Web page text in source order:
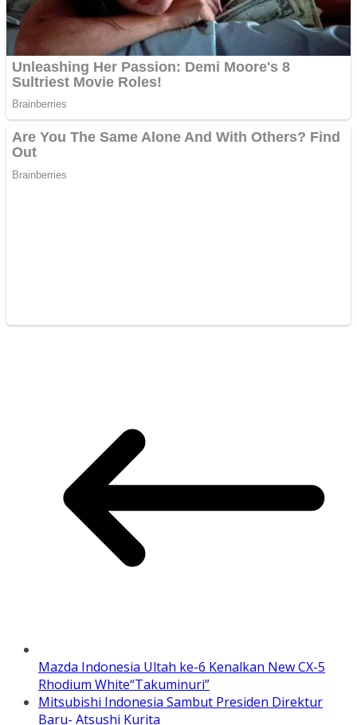
Mazda Indonesia Ultah ke-6 Kenalkan New CX-5
Rhodium White“Takuminuri”
Mitsubishi Indonesia Sambut Presiden Direktur
Baru- Atsushi Kurita